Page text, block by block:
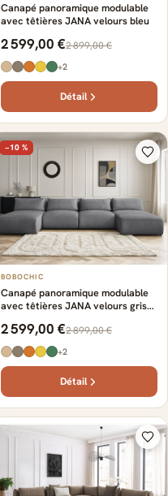
Canapé panoramique modulable
avec têtières JANA velours bleu
2 599,00 €2 899,00 €
+2
Détail
−10 %
BOBOCHIC
Canapé panoramique modulable
avec têtières JANA velours gris
2 599,00 €2 899,00 €
+2
Détail